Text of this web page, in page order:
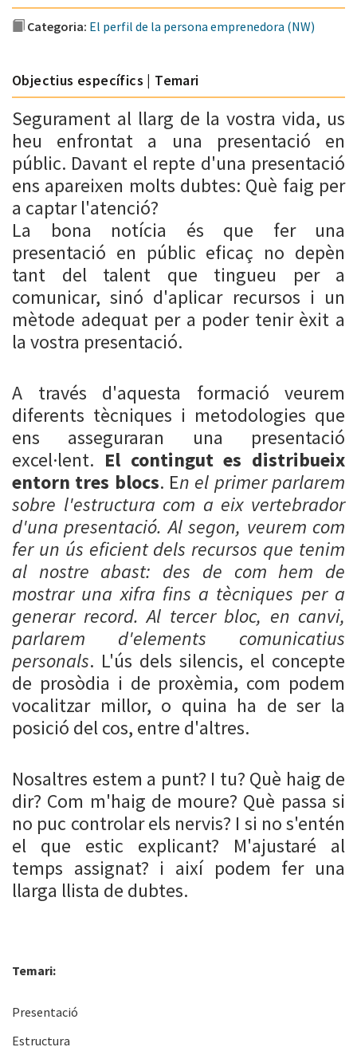
Categoria: El perfil de la persona emprenedora (NW)
Objectius específics | Temari
Segurament al llarg de la vostra vida, us
heu enfrontat a una presentació en
públic. Davant el repte d'una presentació
ens apareixen molts dubtes: Què faig per
a captar l'atenció?
La bona notícia és que fer una
presentació en públic eficaç no depèn
tant del talent que tingueu per a
comunicar, sinó d'aplicar recursos i un
mètode adequat per a poder tenir èxit a
la vostra presentació.
A través d'aquesta formació veurem
diferents tècniques i metodologies que
ens asseguraran una presentació
excel·lent. El contingut es distribueix
entorn tres blocs. En el primer parlarem
sobre l'estructura com a eix vertebrador
d'una presentació. Al segon, veurem com
fer un ús eficient dels recursos que tenim
al nostre abast: des de com hem de
mostrar una xifra fins a tècniques per a
generar record. Al tercer bloc, en canvi,
parlarem d'elements comunicatius
personals. L'ús dels silencis, el concepte
de prosòdia i de proxèmia, com podem
vocalitzar millor, o quina ha de ser la
posició del cos, entre d'altres.
Nosaltres estem a punt? I tu? Què haig de
dir? Com m'haig de moure? Què passa si
no puc controlar els nervis? I si no s'entén
el que estic explicant? M'ajustaré al
temps assignat? i així podem fer una
llarga llista de dubtes.
Temari:
Presentació
Estructura